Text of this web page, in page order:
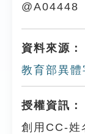
@A04448
資料來源：
教育部異
授權資訊：
創用CC-姓